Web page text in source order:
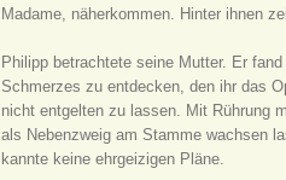
Madame, näherkommen. Hinter ihnen
Philipp betrachtete seine Mutter. Er
Schmerzes zu entdecken, den ihr das
nicht entgelten zu lassen. Mit Rührung
als Nebenzweig am Stamme wachsen
kannte keine ehrgeizigen Pläne.